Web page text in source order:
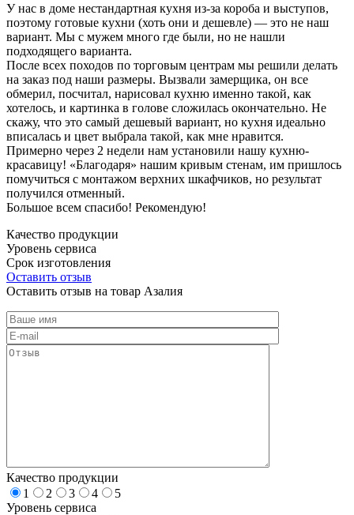
У нас в доме нестандартная кухня из-за короба и выступов,
поэтому готовые кухни (хоть они и дешевле) — это не наш
вариант. Мы с мужем много где были, но не нашли
подходящего варианта.
После всех походов по торговым центрам мы решили делать
на заказ под наши размеры. Вызвали замерщика, он все
обмерил, посчитал, нарисовал кухню именно такой, как
хотелось, и картинка в голове сложилась окончательно. Не
скажу, что это самый дешевый вариант, но кухня идеально
вписалась и цвет выбрала такой, как мне нравится.
Примерно через 2 недели нам установили нашу кухню-
красавицу! «Благодаря» нашим кривым стенам, им пришлось
помучиться с монтажом верхних шкафчиков, но результат
получился отменный.
Большое всем спасибо! Рекомендую!
Качество продукции
Уровень сервиса
Срок изготовления
Оставить отзыв
Оставить отзыв на товар Азалия
Качество продукции
1
2 3 4
5
Уровень сервиса